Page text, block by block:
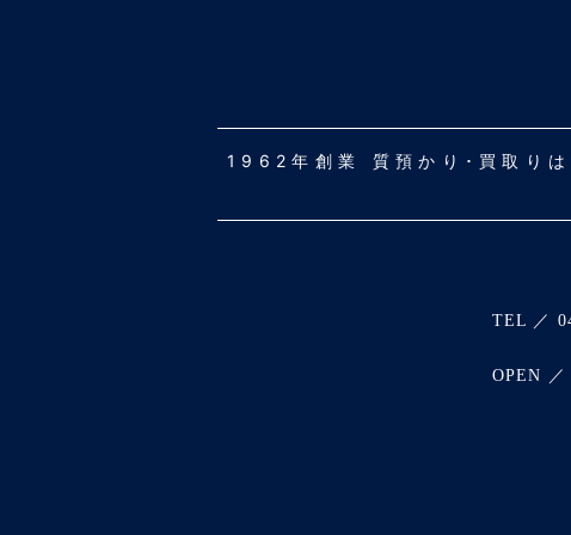
1962年創業 質預かり･買取りは
TEL ／
OPEN ／